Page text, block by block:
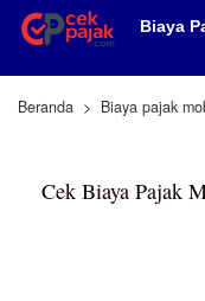
Biaya
Beranda Biaya pajak
Cek Biaya Pajak